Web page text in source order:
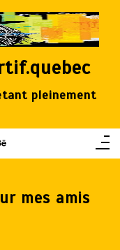
pleinement
mes amis